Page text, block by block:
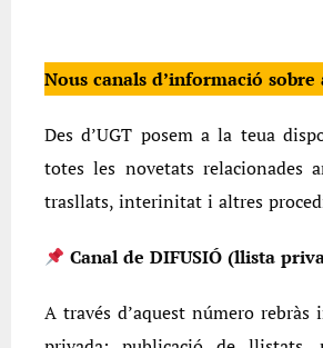
Nous canals d’informació
Des d’UGT posem a la teua
totes les novetats relacionades
trasllats, interinitat i altres
Canal de DIFUSIÓ (llista
A través d’aquest número